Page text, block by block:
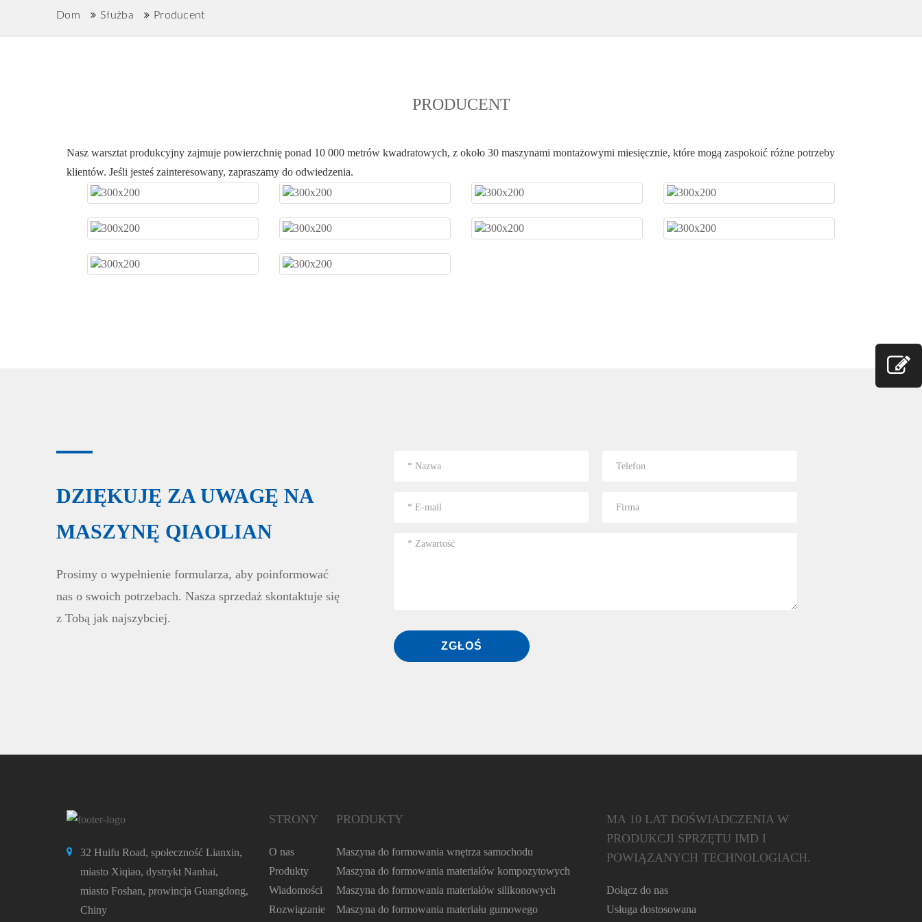
Dom Służba Producent
PRODUCENT
Nasz warsztat produkcyjny zajmuje powierzchnię ponad 10 000 metrów kwadratowych, z około 30 maszynami montażowymi miesięcznie, które mogą zaspokoić różne potrzeby
klientów. Jeśli jesteś zainteresowany, zapraszamy do odwiedzenia.
DZIĘKUJĘ ZA UWAGĘ NA
MASZYNĘ QIAOLIAN
Prosimy o wypełnienie formularza, aby poinformować
nas o swoich potrzebach. Nasza sprzedaż skontaktuje się
z Tobą jak najszybciej.
ZGŁOŚ
32 Huifu Road, społeczność Lianxin,
miasto Xiqiao, dystrykt Nanhai,
miasto Foshan, prowincja Guangdong,
Chiny
STRONY
O nas
Produkty
Wiadomości
Rozwiązanie
PRODUKTY
Maszyna do formowania wnętrza samochodu
Maszyna do formowania materiałów kompozytowych
Maszyna do formowania materiałów silikonowych
Maszyna do formowania materiału gumowego
MA 10 LAT DOŚWIADCZENIA W
PRODUKCJI SPRZĘTU IMD I
POWIĄZANYCH TECHNOLOGIACH.
Dołącz do nas
Usługa dostosowana